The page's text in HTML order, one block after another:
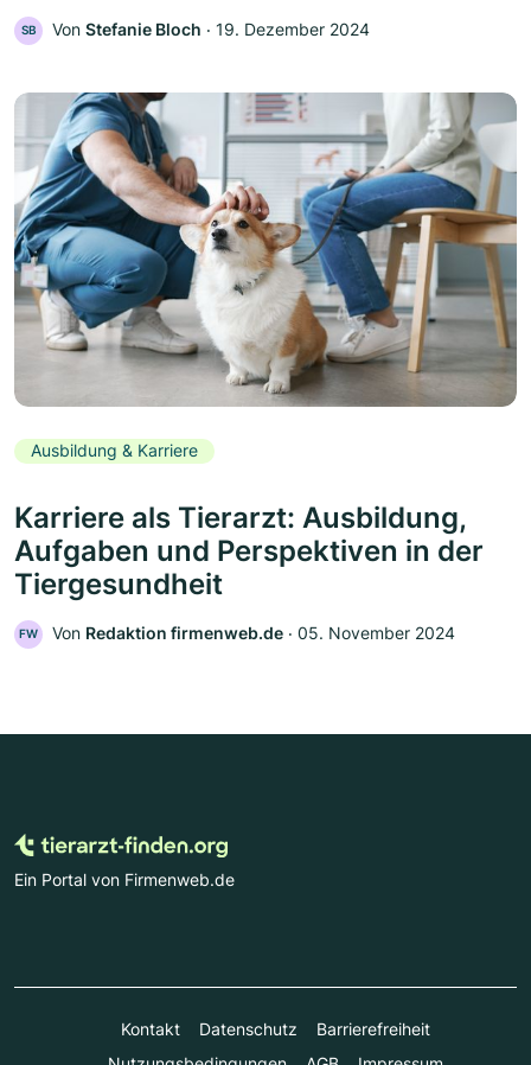
SB Von Stefanie Bloch ‧ 19. Dezember 2024
Ausbildung & Karriere
Karriere als Tierarzt: Ausbildung,
Aufgaben und Perspektiven in der
Tiergesundheit
FW Von Redaktion firmenweb.de ‧ 05. November 2024
Ein Portal von Firmenweb.de
Kontakt Datenschutz
Barrierefreiheit